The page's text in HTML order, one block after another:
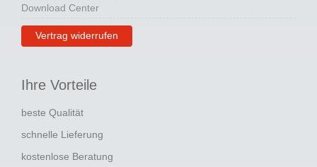
Download Center
Vertrag widerrufen
Ihre Vorteile
beste Qualität
schnelle Lieferung
kostenlose Beratung